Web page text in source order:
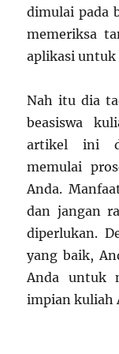
dimulai pada
memeriksa
aplikasi untuk
Nah itu dia
beasiswa
artikel ini
memulai
Anda.
dan jangan
diperlukan.
yang baik,
Anda untuk
impian kuliah